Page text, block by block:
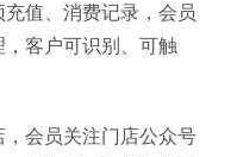
值、消费记录，会员
客户可识别、可触
会员关注门店公众号